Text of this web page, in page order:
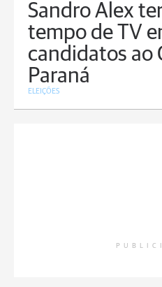
Sandro Alex
tempo de TV
candidatos ao
Paraná
ELEIÇÕES